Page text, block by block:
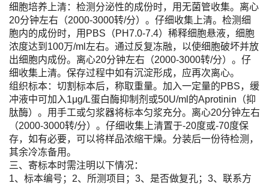
细胞培养上清：检测分泌性的成份时，用无菌管收集。离心
20分钟左右（2000-3000转/分）。仔细收集上清。检测细
胞内的成份时，用PBS（PH7.0-7.4）稀释细胞悬液，细胞
浓度达到100万/ml左右。通过反复冻融，以使细胞破坏并放
出细胞内成份。离心20分钟左右（2000-3000转/分）。仔
细收集上清。保存过程中如有沉淀形成，应再次离心。
组织标本：切割标本后，称取重量。加入一定量的PBS，缓
冲液中可加入1μg/L蛋白酶抑制剂或50U/ml的Aprotinin（抑
肽酶）。用手工或匀浆器将标本匀浆充分。离心20分钟左右
（2000-3000转/分）。仔细收集上清置于-20度或-70度保
存，如有必要，可以将样品浓缩干燥。分装后一份待检测，
其余冷冻备用。
三、寄标本时需注明以下情况：
1、标本编号；2、所测项目；3、是否做复孔；3、联系方